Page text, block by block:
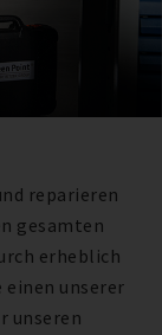
reparieren
gesamten
erheblich
unserer
unseren